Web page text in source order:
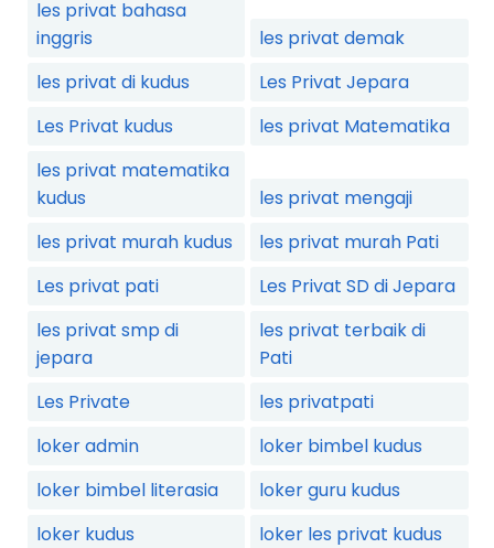
les privat bahasa
inggris
les privat demak
les privat di kudus
Les Privat Jepara
Les Privat kudus
les privat Matematika
les privat matematika
kudus
les privat mengaji
les privat murah kudus
les privat murah Pati
Les privat pati
Les Privat SD di Jepara
les privat smp di
jepara
les privat terbaik di
Pati
Les Private
les privatpati
loker admin
loker bimbel kudus
loker bimbel literasia
loker guru kudus
loker kudus
loker les privat kudus